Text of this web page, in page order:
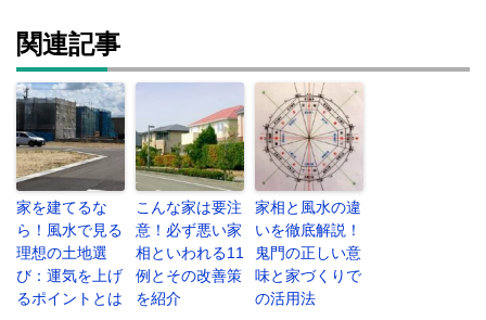
関連記事
家を建てるな
ら！風水で見る
理想の土地選
び：運気を上げ
るポイントとは
こんな家は要注
意！必ず悪い家
相といわれる11
例とその改善策
を紹介
家相と風水の違
いを徹底解説！
鬼門の正しい意
味と家づくりで
の活用法